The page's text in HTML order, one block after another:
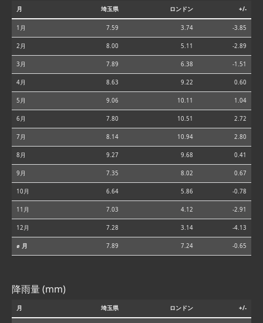
月 埼玉県 ロンドン +/-
1月 7.59 3.74 -3.85
2月 8.00 5.11 -2.89
3月 7.89 6.38 -1.51
4月 8.63 9.22 0.60
5月 9.06 10.11 1.04
6月 7.80 10.51 2.72
7月 8.14 10.94 2.80
8月 9.27 9.68 0.41
9月 7.35 8.02 0.67
10月 6.64 5.86 -0.78
11月 7.03 4.12 -2.91
12月 7.28 3.14 -4.13
⌀ 月 7.89 7.24 -0.65
降雨量 (mm)
月 埼玉県 ロンドン +/-